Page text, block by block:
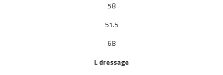
58
51.5
68
L dressage